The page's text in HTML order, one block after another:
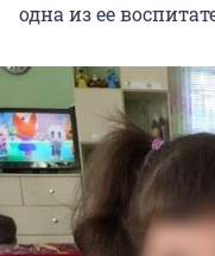
одна из ее